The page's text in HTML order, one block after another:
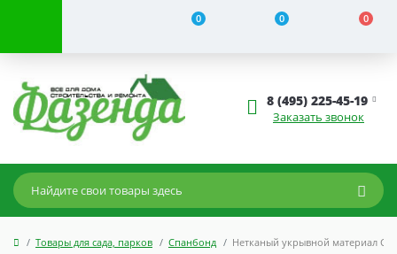
0 0 0
8 (495) 225-45-19
Заказать звонок
Товары для сада, парков Спанбонд Нетканый укрывной материал